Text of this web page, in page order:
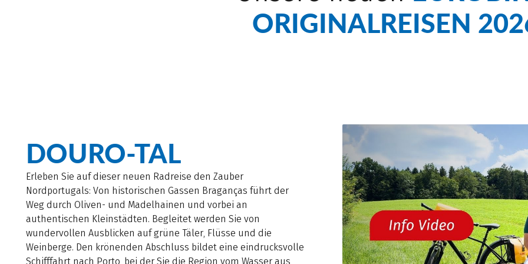
ORIGINALREISEN
DOURO-TAL
Erleben Sie auf dieser neuen Radreise den Zauber
Nordportugals: Von historischen Gassen Braganças führt der
Weg durch Oliven- und Madelhainen und vorbei an
authentischen Kleinstädten. Begleitet werden Sie von
wundervollen Ausblicken auf grüne Täler, Flüsse und die
Weinberge. Den krönenden Abschluss bildet eine eindrucksvolle
Schifffahrt nach Porto, bei der Sie die Region vom Wasser aus